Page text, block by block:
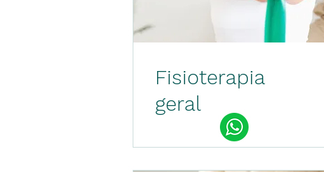
Fisioterapia
geral